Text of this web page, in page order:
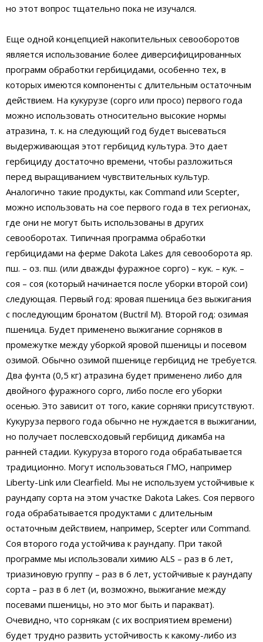
но этот вопрос тщательно пока не изучался.
Еще одной концепцией накопительных севооборотов
является использование более диверсифицированных
программ обработки гербицидами, особенно тех, в
которых имеются компоненты с длительным остаточным
действием. На кукурузе (сорго или просо) первого года
можно использовать относительно высокие нормы
атразина, т. к. на следующий год будет высеваться
выдерживающая этот гербицид культура. Это дает
гербициду достаточно времени, чтобы разложиться
перед выращиванием чувствительных культур.
Аналогично такие продукты, как Command или Scepter,
можно использовать на сое первого года в тех регионах,
где они не могут быть использованы в других
севооборотах. Типичная программа обработки
гербицидами на ферме Dakota Lakes для севооборота яр.
пш. – оз. пш. (или дважды фуражное сорго) – кук. – кук. –
соя – соя (который начинается после уборки второй сои)
следующая. Первый год: яровая пшеница без выжигания
с последующим бронатом (Buctril M). Второй год: озимая
пшеница. Будет применено выжигание сорняков в
промежутке между уборкой яровой пшеницы и посевом
озимой. Обычно озимой пшенице гербицид не требуется.
Два фунта (0,5 кг) атразина будет применено либо для
двойного фуражного сорго, либо после его уборки
осенью. Это зависит от того, какие сорняки присутствуют.
Кукуруза первого года обычно не нуждается в выжигании,
но получает послевсходовый гербицид дикамба на
ранней стадии. Кукуруза второго года обрабатывается
традиционно. Могут использоваться ГМО, например
Liberty-Link или Clearfield. Мы не используем устойчивые к
раундапу сорта на этом участке Dakota Lakes. Соя первого
года обрабатывается продуктами с длительным
остаточным действием, например, Scepter или Command.
Соя второго года устойчива к раундапу. При такой
программе мы использовали химию ALS – раз в 6 лет,
триазиновую группу – раз в 6 лет, устойчивые к раундапу
сорта – раз в 6 лет (и, возможно, выжигание между
посевами пшеницы, но это мог быть и паракват).
Очевидно, что сорнякам (с их восприятием времени)
будет трудно развить устойчивость к какому-либо из